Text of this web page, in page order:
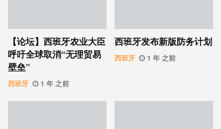
【论坛】西班牙农业大臣
呼吁全球取消“无理贸易
壁垒”
西班牙 1 年 之前
西班牙发布新版防务计划
西班牙 1 年 之前